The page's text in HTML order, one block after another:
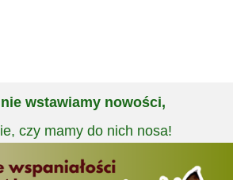
wstawiamy nowości,
czy mamy do nich nosa!